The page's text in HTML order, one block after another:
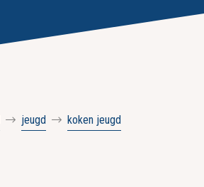
jeugd koken jeugd